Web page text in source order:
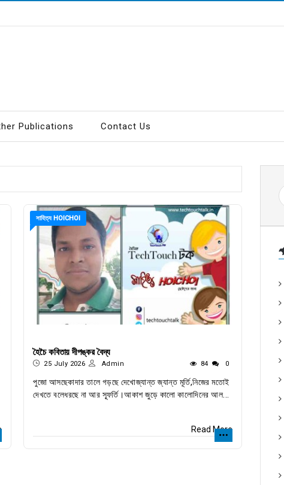
Publications Contact Us
সাহিত্য HOICHOI
হৈচৈ কবিতায় দীপঙ্কর বৈদ্য
25 July 2026 Admin 84 0
পুজো আসছেকাদার তালে গড়ছে দেখোজ্যান্ত জ্যান্ত মূর্তি,নিজের মতোই
দেখতে বলেধরছে না আর স্ফূর্তি।আকাশ জুড়ে কালো কালোদিনের আল...
Read More